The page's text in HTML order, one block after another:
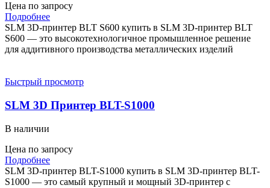
Цена по запросу
Подробнее
SLM 3D-принтер BLT S600 купить в SLM 3D-принтер BLT
S600 — это высокотехнологичное промышленное решение
для аддитивного производства металлических изделий
Быстрый просмотр
SLM 3D Принтер BLT-S1000
В наличии
Цена по запросу
Подробнее
SLM 3D-принтер BLT-S1000 купить в SLM 3D-принтер BLT-
S1000 — это самый крупный и мощный 3D-принтер с